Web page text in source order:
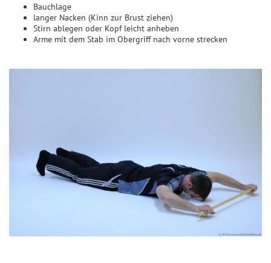
Bauchlage
langer Nacken (Kinn zur Brust ziehen)
Stirn ablegen oder Kopf leicht anheben
Arme mit dem Stab im Obergriff nach vorne strecken